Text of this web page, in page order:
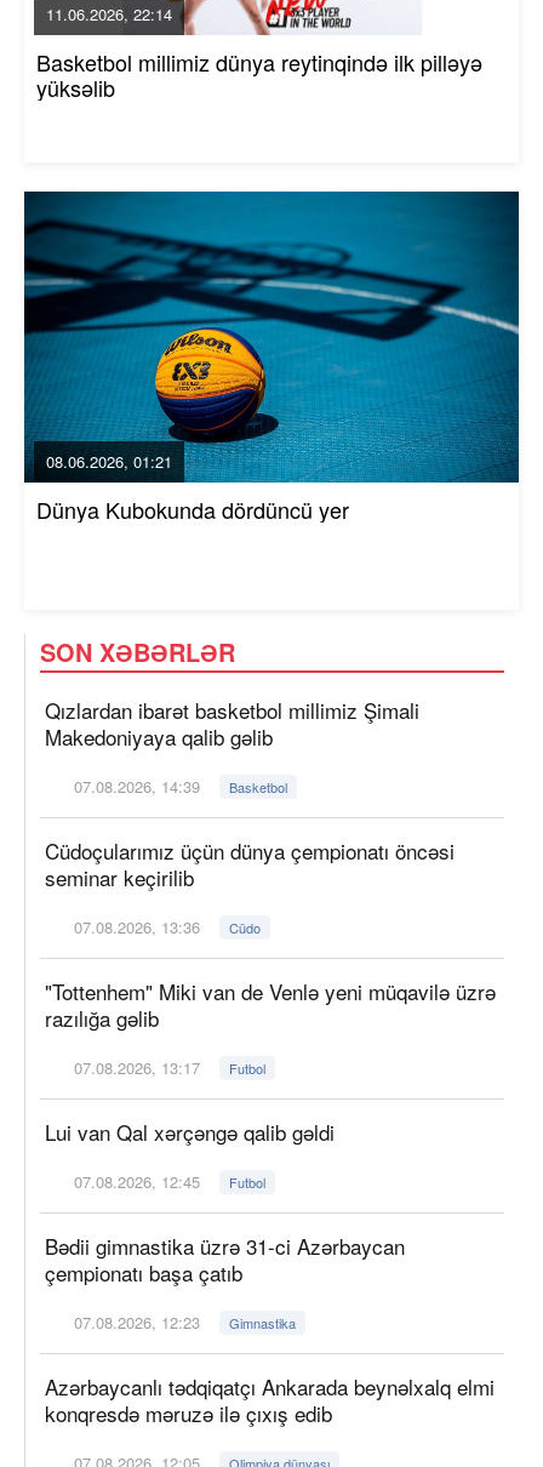
11.06.2026, 22:14
Basketbol millimiz dünya reytinqində ilk pilləyə
yüksəlib
08.06.2026, 01:21
Dünya Kubokunda dördüncü yer
SON XƏBƏRLƏR
Qızlardan ibarət basketbol millimiz Şimali
Makedoniyaya qalib gəlib
07.08.2026, 14:39 Basketbol
Cüdoçularımız üçün dünya çempionatı öncəsi
seminar keçirilib
07.08.2026, 13:36 Cüdo
"Tottenhem" Miki van de Venlə yeni müqavilə üzrə
razılığa gəlib
07.08.2026, 13:17 Futbol
Lui van Qal xərçəngə qalib gəldi
07.08.2026, 12:45 Futbol
Bədii gimnastika üzrə 31-ci Azərbaycan
çempionatı başa çatıb
07.08.2026, 12:23 Gimnastika
Azərbaycanlı tədqiqatçı Ankarada beynəlxalq elmi
konqresdə məruzə ilə çıxış edib
07.08.2026, 12:05 Olimpiya dünyası